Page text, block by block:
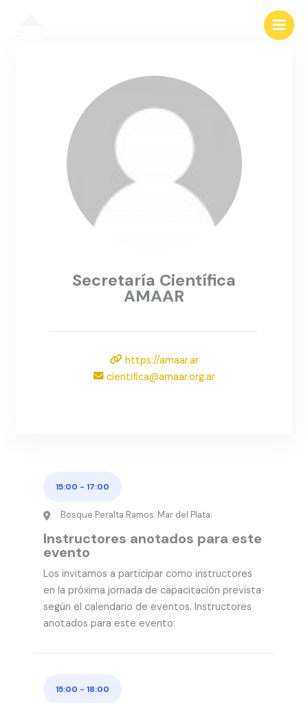
Secretaría Científica
AMAAR
https://amaar.ar
cientifica@amaar.org.ar
15:00 - 17:00
Bosque Peralta Ramos. Mar del Plata.
Instructores anotados para este
evento
Los invitamos a participar como instructores
en la próxima jornada de capacitación prevista
según el calendario de eventos. Instructores
anotados para este evento:
15:00 - 18:00